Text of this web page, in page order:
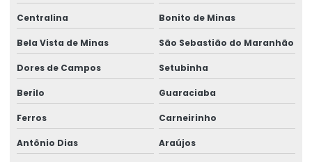
Centralina Bonito de Minas
Bela Vista de Minas São Sebastião do Maranhão
Dores de Campos Setubinha
Berilo Guaraciaba
Ferros Carneirinho
Antônio Dias Araújos